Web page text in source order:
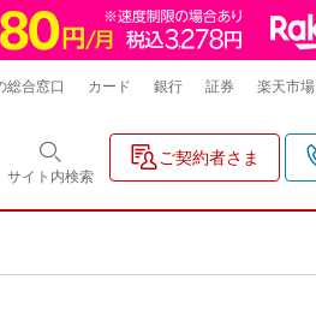
サイト内検索
ご契約者さま
総合窓口 カード 銀行 証券 楽天市場